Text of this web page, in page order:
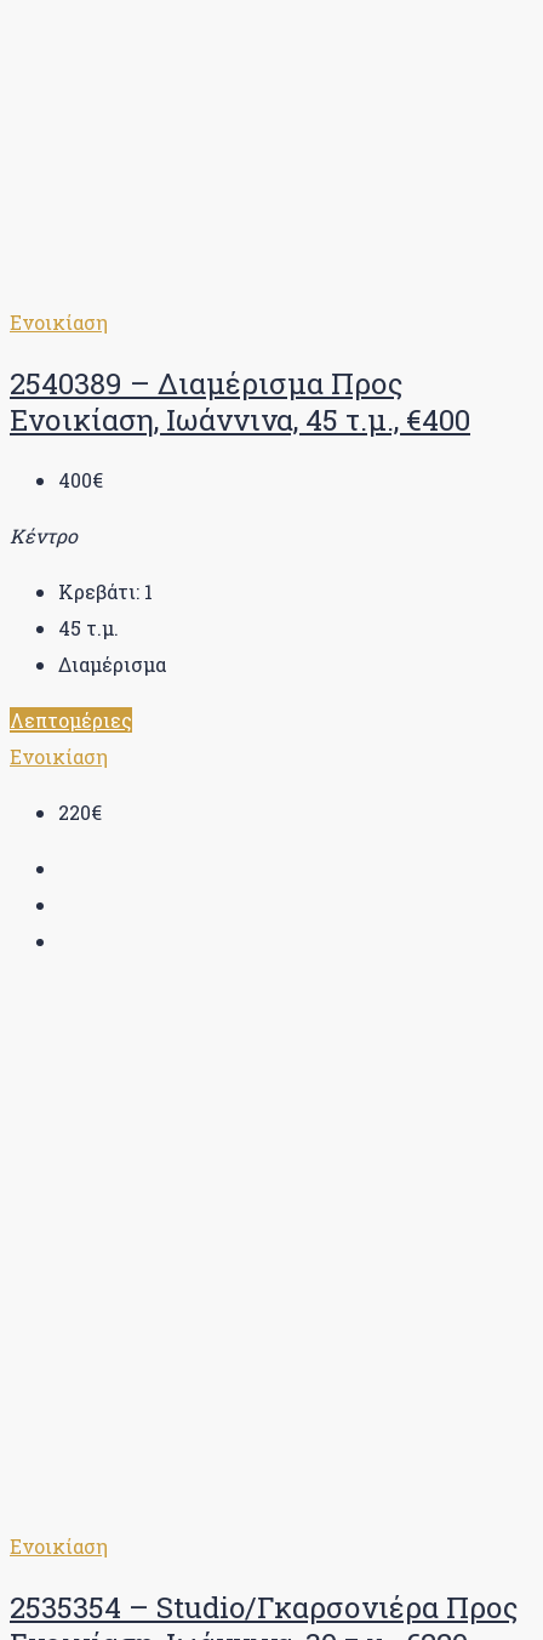
Ενοικίαση
2540389 – Διαμέρισμα Προς
Ενοικίαση, Ιωάννινα, 45 τ.μ., €400
400€
Κέντρο
Κρεβάτι: 1
45 τ.μ.
Διαμέρισμα
Λεπτομέριες
Ενοικίαση
220€
Ενοικίαση
2535354 – Studio/Γκαρσονιέρα Προς